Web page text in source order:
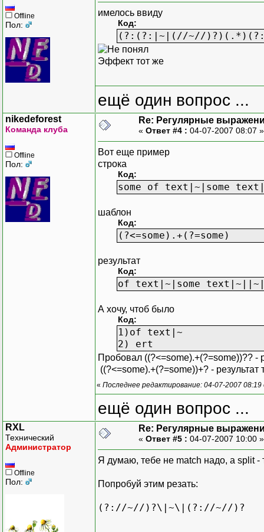
Offline
Пол:
имелось ввиду
Код:
(?:(?:|~|(//~//
Эффект тот же
ещё один вопрос ...
nikedeforest
Команда клуба
Offline
Пол:
Re: Регулярные
« Ответ #4 : 04-07-2007 08:07
Вот еще пример
строка
Код:
some of text|~|some
шаблон
Код:
(?<=some).+(?=some)
результат
Код:
of text|~|some
А хочу, чтоб было
Код:
1)of text|~
2) ert
Пробовал ((?<=some).+(?=some))?? -
((?<=some).+(?=some))+? -
« Последнее редактирование: 04-07-2007
ещё один вопрос ...
RXL
Технический
Администратор
Offline
Пол:
Re: Регулярные
« Ответ #5 : 04-07-2007 10:00
Я думаю, тебе не match надо, а split -
Попробуй этим резать:
(?://~//)?\|~\|(?://~//)?